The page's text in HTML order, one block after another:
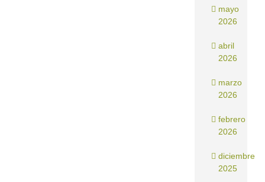
mayo
2026
abril
2026
marzo
2026
febrero
2026
diciembre
2025